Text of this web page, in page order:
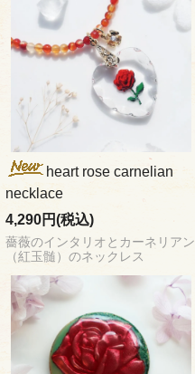
heart rose carnelian
necklace
4,290円(税込)
薔薇のインタリオとカーネリアン
（紅玉髄）のネックレス